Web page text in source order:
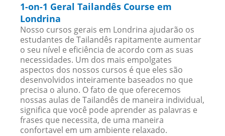
1-on-1 Geral Tailandês Course em
Londrina
Nosso cursos gerais em Londrina ajudarão os
estudantes de Tailandês rapitamente aumentar
o seu nível e eficiência de acordo com as suas
necessidades. Um dos mais empolgates
aspectos dos nossos cursos é que eles são
desenvolvidos inteiramente baseados no que
precisa o aluno. O fato de que oferecemos
nossas aulas de Tailandês de maneira individual,
significa que você pode aprender as palavras e
frases que necessita, de uma maneira
confortavel em um ambiente relaxado.